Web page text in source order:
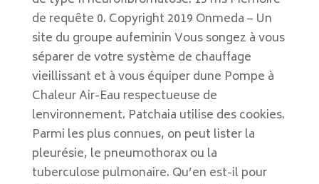
de requête 0. Copyright 2019 Onmeda – Un
site du groupe aufeminin Vous songez à vous
séparer de votre système de chauffage
vieillissant et à vous équiper dune Pompe à
Chaleur Air-Eau respectueuse de
lenvironnement. Patchaia utilise des cookies.
Parmi les plus connues, on peut lister la
pleurésie, le pneumothorax ou la
tuberculose pulmonaire. Qu’en est-il pour